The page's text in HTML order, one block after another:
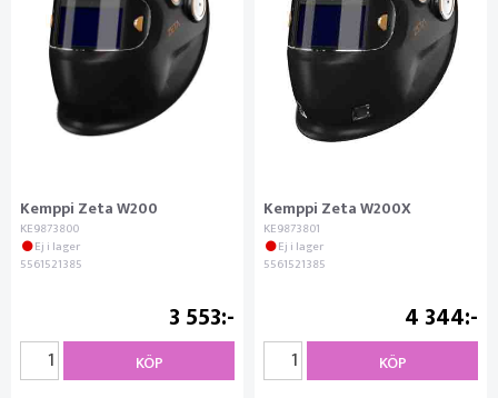
Kemppi Zeta W200
KE9873800
Ej i lager
5561521385
3 553
KÖP
Kemppi Zeta W200X
KE9873801
Ej i lager
5561521385
4 344
KÖP